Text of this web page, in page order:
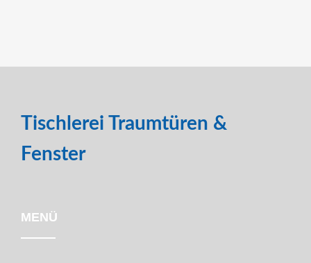
Tischlerei Traumtüren &
Fenster
MENÜ